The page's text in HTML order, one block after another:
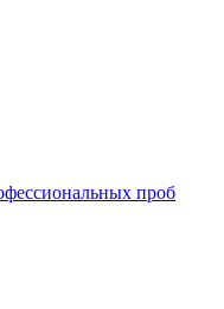
проб